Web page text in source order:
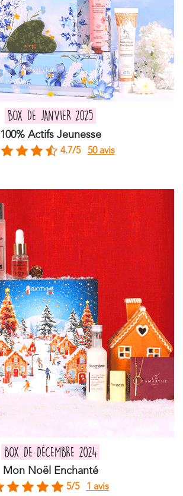
BOX DE JANVIER 2025
100% Actifs Jeunesse
4.7/5 50 avis
BOX DE DÉCEMBRE 2024
Mon Noël Enchanté
5/5 1 avis